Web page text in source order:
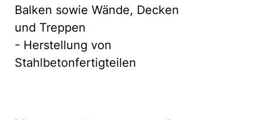
Balken sowie Wände, Decken
und Treppen
- Herstellung von
Stahlbetonfertigteilen